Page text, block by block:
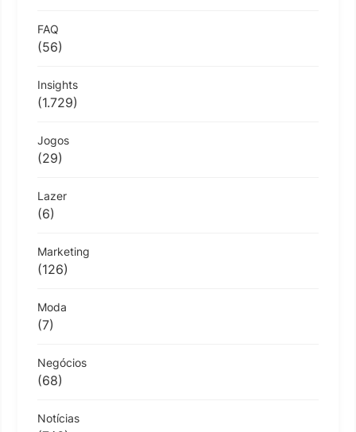
FAQ
(56)
Insights
(1.729)
Jogos
(29)
Lazer
(6)
Marketing
(126)
Moda
(7)
Negócios
(68)
Notícias